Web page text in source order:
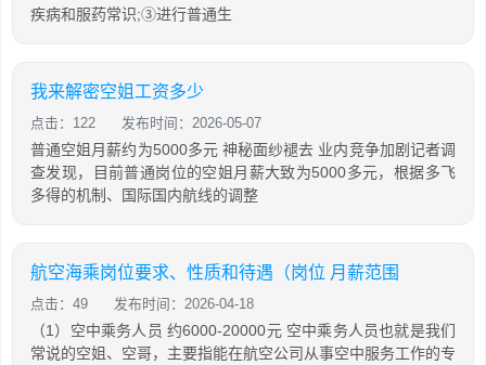
疾病和服药常识;③进行普通生
我来解密空姐工资多少
点击：122 发布时间：2026-05-07
普通空姐月薪约为5000多元 神秘面纱褪去 业内竞争加剧记者调
查发现，目前普通岗位的空姐月薪大致为5000多元，根据多飞
多得的机制、国际国内航线的调整
航空海乘岗位要求、性质和待遇（岗位 月薪范围
点击：49 发布时间：2026-04-18
（1）空中乘务人员 约6000-20000元 空中乘务人员也就是我们
常说的空姐、空哥，主要指能在航空公司从事空中服务工作的专